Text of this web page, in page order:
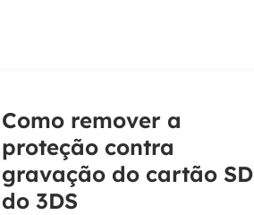
Como remover a
proteção contra
gravação do cartão SD
do 3DS